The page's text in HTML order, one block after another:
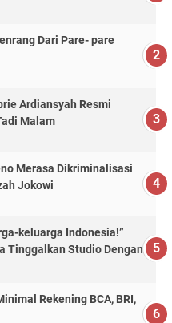
Dari Pare- pare
Ardiansyah Resmi
Malam
Merasa Dikriminalisasi
Jokowi
keluarga Indonesia!”
Tinggalkan Studio Dengan
Rekening BCA, BRI,